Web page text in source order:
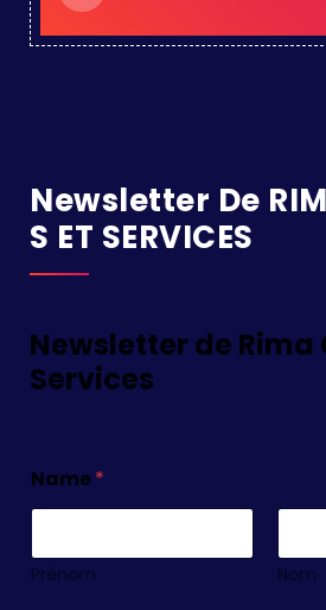
Newsletter De
S ET SERVICES
Newsletter de Rima
Services
Name*
Prénom Nom